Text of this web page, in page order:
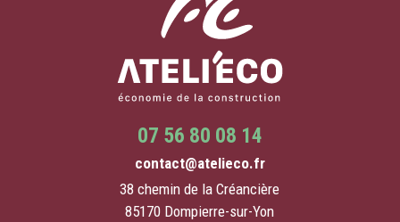
07 56 80 08 14
contact@atelieco.fr
38 chemin de la Créancière
85170 Dompierre-sur-Yon